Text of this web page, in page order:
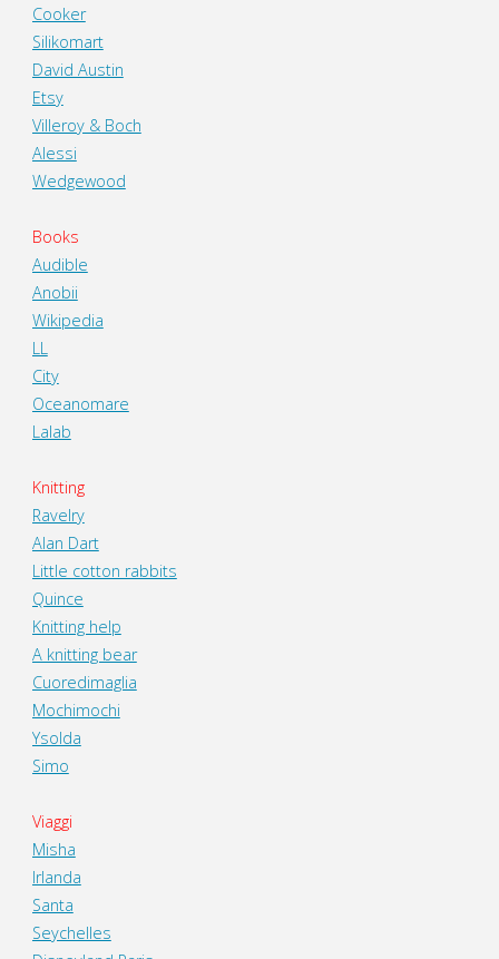
Cooker
Silikomart
David Austin
Etsy
Villeroy & Boch
Alessi
Wedgewood
Books
Audible
Anobii
Wikipedia
LL
City
Oceanomare
Lalab
Knitting
Ravelry
Alan Dart
Little cotton rabbits
Quince
Knitting help
A knitting bear
Cuoredimaglia
Mochimochi
Ysolda
Simo
Viaggi
Misha
Irlanda
Santa
Seychelles